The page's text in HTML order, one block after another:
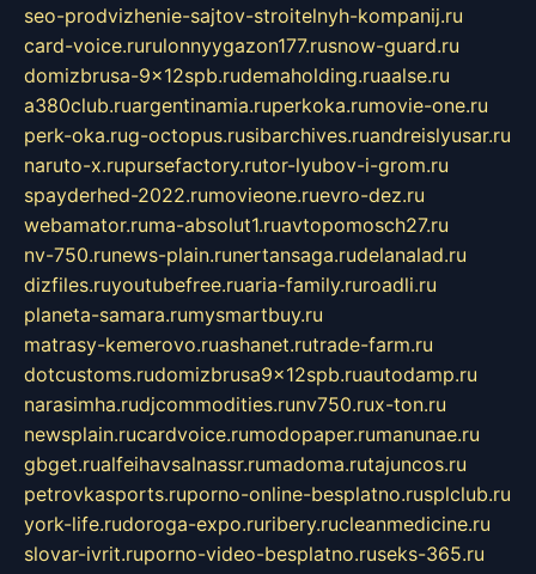
seo-prodvizhenie-sajtov-stroitelnyh-kompanij.ru
card-voice.rurulonnyygazon177.rusnow-guard.ru
domizbrusa-9x12spb.rudemaholding.ruaalse.ru
a380club.ruargentinamia.ruperkoka.rumovie-one.ru
perk-oka.rug-octopus.rusibarchives.ruandreislyusar.ru
naruto-x.rupursefactory.rutor-lyubov-i-grom.ru
spayderhed-2022.rumovieone.ruevro-dez.ru
webamator.ruma-absolut1.ruavtopomosch27.ru
nv-750.runews-plain.runertansaga.rudelanalad.ru
dizfiles.ruyoutubefree.ruaria-family.ruroadli.ru
planeta-samara.rumysmartbuy.ru
matrasy-kemerovo.ruashanet.rutrade-farm.ru
dotcustoms.rudomizbrusa9x12spb.ruautodamp.ru
narasimha.rudjcommodities.runv750.rux-ton.ru
newsplain.rucardvoice.rumodopaper.rumanunae.ru
gbget.rualfeihavsalnassr.rumadoma.rutajuncos.ru
petrovkasports.ruporno-online-besplatno.rusplclub.ru
york-life.rudoroga-expo.ruribery.rucleanmedicine.ru
slovar-ivrit.ruporno-video-besplatno.ruseks-365.ru